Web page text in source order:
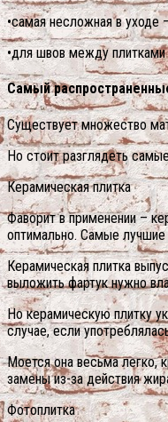
•самая несложная в уходе
•для швов между
Самый
Существует множество
Но стоит разглядеть
Керамическая плитка
Фаворит в применении –
оптимально. Самые лучшие
Керамическая плитка
выложить фартук нужно
Но керамическую плитку
случае, если
Моется она весьма легко,
замены из-за действия
Фотоплитка